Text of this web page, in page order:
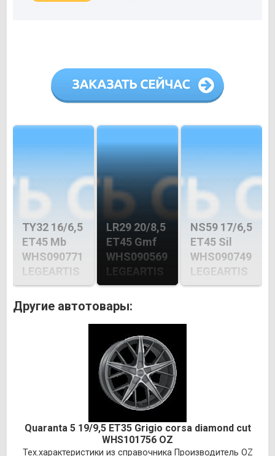
TY32 16/6,5
ET45 Mb
WHS090771
LEGEARTIS
LR29 20/8,5
ET45 Gmf
WHS090569
LEGEARTIS
NS59 17/6,5
ET45 Sil
WHS090749
LEGEARTIS
Другие автотовары:
Quaranta 5 19/9,5 ET35 Grigio corsa diamond cut
WHS101756 OZ
Тех.характеристики из справочника Производитель OZ